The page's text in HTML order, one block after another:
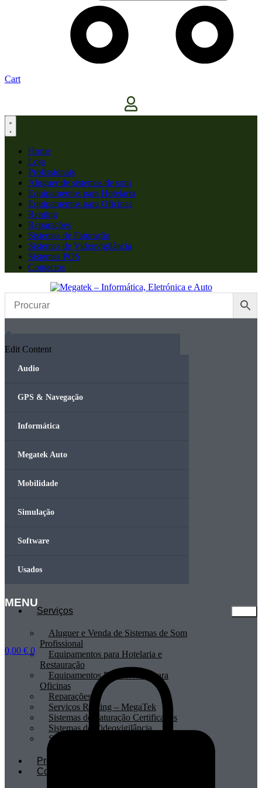
Cart
Home
Loja
Profissionais
Aluguer de sistemas de som
Equipamentos para Hotelaria
Equipamentos para Oficinas
Renting
Reparações
Sistemas de Faturação
Sistemas de Videovigilância
Sistemas POS
Contactos
Edit Content
Audio
GPS & Navegação
Informática
Megatek Auto
Mobilidade
Simulação
Software
Usados
MENU
Serviços
Aluguer e Venda de Sistemas de Som
Profissional
Equipamentos para Hotelaria e
Restauração
Equipamentos Profissionais para
Oficinas
Reparações
Serviços Renting – MegaTek
Sistemas de Faturação Certificados
Sistemas de Videovigilância
Sistemas POS
Profissionais
Contactos
0,00 € 0